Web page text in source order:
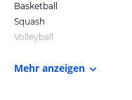
Basketball
Squash
Volleyball
Mehr anzeigen